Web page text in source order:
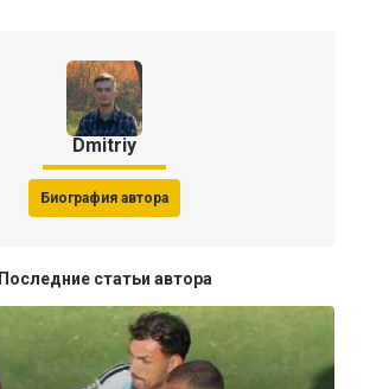
Dmitriy
Биография автора
Последние статьи автора